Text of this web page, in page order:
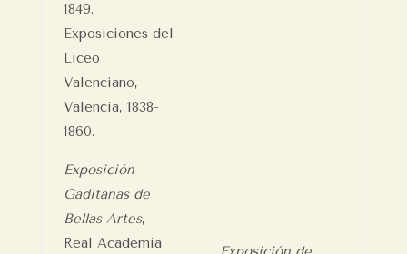
1849.
Exposiciones del
Liceo
Valenciano,
Valencia, 1838-
1860.
Exposición
Gaditanas de
Bellas Artes,
Real Academia